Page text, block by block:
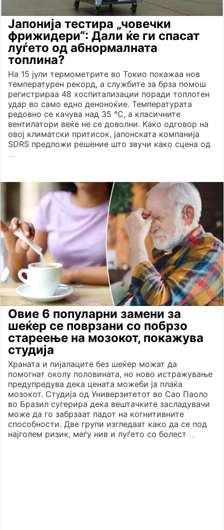
Јапонија тестира „човечки
фрижидери“: Дали ќе ги спасат
луѓето од абнормалната
топлина?
На 15 јули термометрите во Токио покажаа нов
температурен рекорд, а службите за брза помош
регистрираа 48 хоспитализации поради топлотен
удар во само едно деноноќие. Температурата
редовно се качува над 35 °C, а класичните
вентилатори веќе не се доволни. Како одговор на
овој климатски притисок, јапонската компанија
SDRS предложи решение што звучи како сцена од
…
Овие 6 популарни замени за
шеќер се поврзани со побрзо
стареење на мозокот, покажува
студија
Храната и пијалаците без шеќер можат да
помогнат околу половината, но ново истражување
предупредува дека цената можеби ја плаќа
мозокот. Студија од Универзитетот во Сао Паоло
во Бразил сугерира дека вештачките засладувачи
може да го забрзаат падот на когнитивните
способности. Две групи изгледаат како да се под
најголем ризик, меѓу нив и луѓето со болест …